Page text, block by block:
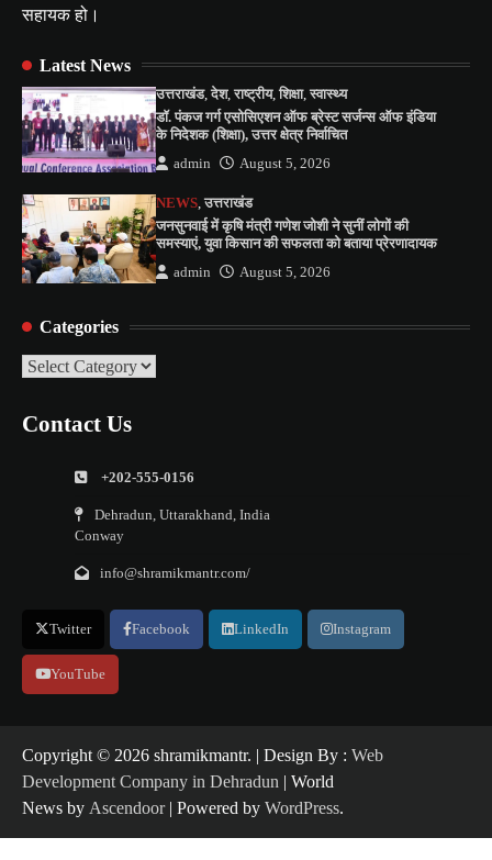
सहायक हो।
Latest News
उत्तराखंड,देश,राष्ट्रीय,शिक्षा,स्वास्थ्य
डॉ. पंकज गर्ग एसोसिएशन ऑफ ब्रेस्ट सर्जन्स ऑफ इंडिया
के निदेशक (शिक्षा), उत्तर क्षेत्र निर्वाचित
admin August 5, 2026
NEWS,उत्तराखंड
जनसुनवाई में कृषि मंत्री गणेश जोशी ने सुनीं लोगों की
समस्याएं, युवा किसान की सफलता को बताया प्रेरणादायक
admin August 5, 2026
Categories
Categories
Contact Us
+202-555-0156
Dehradun, Uttarakhand, India
Conway
info@shramikmantr.com/
Twitter Facebook LinkedIn Instagram
YouTube
Copyright ©️ 2026 shramikmantr. | Design By : Web
Development Company in Dehradun | World
News by Ascendoor| Powered by WordPress.